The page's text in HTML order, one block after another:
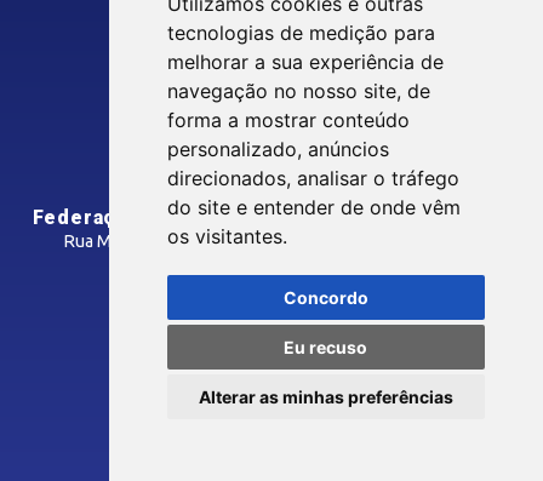
tecnologias de medição para
melhorar a sua experiência de
navegação no nosso site, de
forma a mostrar conteúdo
personalizado, anúncios
direcionados, analisar o tráfego
do site e entender de onde vêm
os visitantes.
Concordo
Eu recuso
Alterar as minhas preferências
Centro Internacional de Negócios -
CONTRIBUIÇÃO SINDICAL
SINDICATOS FILIADOS
Siga nossas Redes Sociais
INTRANET
Federação das Indústrias do Estado da Paraíba
Rua Manoel Gonçalves Guimarães, 195 - José Pinheiro
Como Chegar
© 2026 FIEPB
Termos de Uso